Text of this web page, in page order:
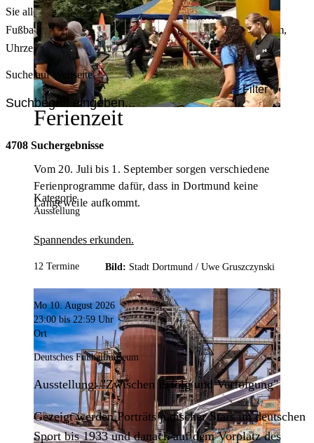
Ferienzeit
Vom 20. Juli bis 1. September sorgen verschiedene
Ferienprogramme dafür, dass in Dortmund keine
Langeweile aufkommt.
Spannendes erkunden.
Bild: Stadt Dortmund / Uwe Gruszczynski
Sie alle Events – von der Stadt- oder Museumsführung übers
Fußballspiel bis zum Flohmarkt. Sie können dabei nach Datum,
Uhrzeit, Ort oder Art der Veranstaltung auswählen. Viel Spaß!
Suche auf Webseite
Filter
4708 Suchergebnisse
Kategorie
Ausstellung
12 Termine
Mo 10. August 2026
23:00bis 22:59 Uhr
Ort
Deutsches Fußballmuseum
Ausstellung: "Zwischen Erfolg und Verfolgung"
Gezeigt werden Porträts jüdischer Stars im deutschen
Sport bis 1933 und danach auf dem Vorplatz des